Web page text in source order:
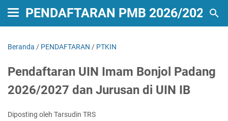
PENDAFTARAN PMB 2026/2027
Beranda / PENDAFTARAN / PTKIN
Pendaftaran UIN Imam Bonjol Padang
2026/2027 dan Jurusan di UIN IB
Diposting oleh Tarsudin TRS